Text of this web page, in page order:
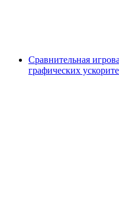
Сравнительная
графических